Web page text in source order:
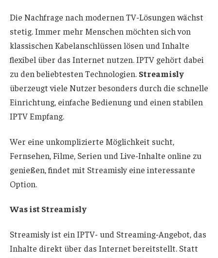
Die Nachfrage nach modernen TV-Lösungen wächst
stetig. Immer mehr Menschen möchten sich von
klassischen Kabelanschlüssen lösen und Inhalte
flexibel über das Internet nutzen. IPTV gehört dabei
zu den beliebtesten Technologien. Streamisly
überzeugt viele Nutzer besonders durch die schnelle
Einrichtung, einfache Bedienung und einen stabilen
IPTV Empfang.
Wer eine unkomplizierte Möglichkeit sucht,
Fernsehen, Filme, Serien und Live-Inhalte online zu
genießen, findet mit Streamisly eine interessante
Option.
Was ist Streamisly
Streamisly ist ein IPTV- und Streaming-Angebot, das
Inhalte direkt über das Internet bereitstellt. Statt